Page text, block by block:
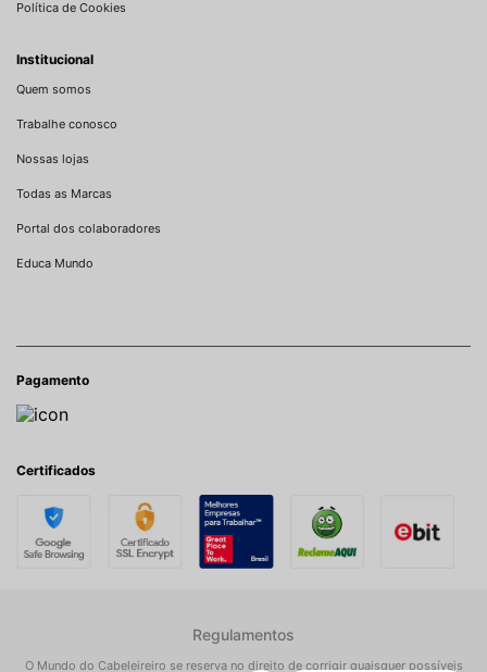
Política de Cookies
Institucional
Quem somos
Trabalhe conosco
Nossas lojas
Todas as Marcas
Portal dos colaboradores
Educa Mundo
Pagamento
Certificados
Regulamentos
O Mundo do Cabeleireiro se reserva no direito de corrigir quaisquer possíveis